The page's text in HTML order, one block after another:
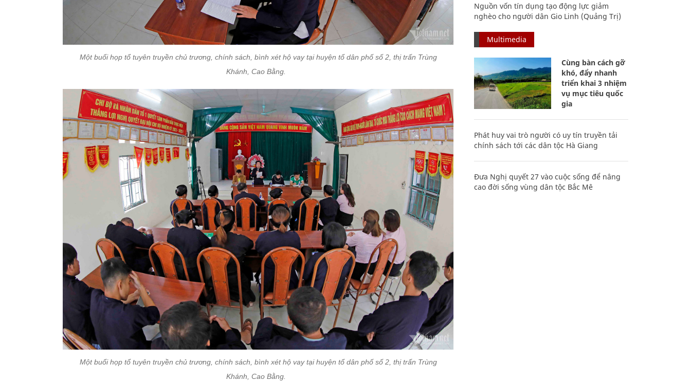
Một buổi họp tổ tuyên truyền chủ trương, chính sách, bình xét hộ vay tại huyện tổ dân phố số 2, thị trấn Trùng
Khánh, Cao Bằng.
Một buổi họp tổ tuyên truyền chủ trương, chính sách, bình xét hộ vay tại huyện tổ dân phố số 2, thị trấn Trùng
Khánh, Cao Bằng.
Nguồn vốn tín dụng tạo động lực giảm
nghèo cho người dân Gio Linh (Quảng Trị)
Multimedia
Cùng bàn cách gỡ
khó, đẩy nhanh
triển khai 3 nhiệm
vụ mục tiêu quốc
gia
Phát huy vai trò người có uy tín truyền tải
chính sách tới các dân tộc Hà Giang
Đưa Nghị quyết 27 vào cuộc sống để nâng
cao đời sống vùng dân tộc Bắc Mê